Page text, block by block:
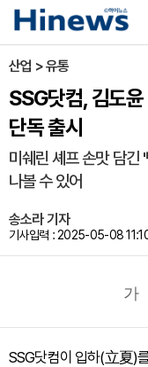
산업 > 유통
SSG닷컴, 김도
단독 출시
미쉐린 셰프 손맛 담긴
나볼 수 있어
송소라 기자
기사입력 : 2025-05-08
가
SSG닷컴이 입하(立夏)